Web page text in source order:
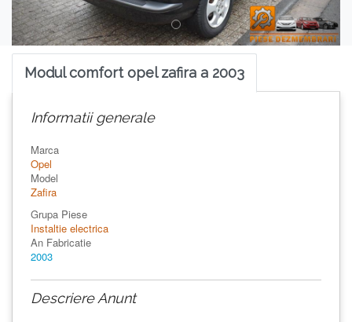
Modul comfort opel zafira a 2003
Informatii generale
Marca
Opel
Model
Zafira
Grupa Piese
Instaltie electrica
An Fabricatie
2003
Descriere Anunt